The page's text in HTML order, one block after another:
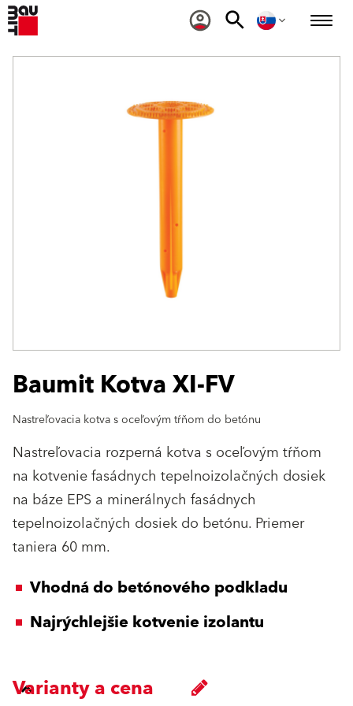
Baumit Kotva XI-FV
Nastreľovacia kotva s oceľovým tŕňom do betónu
Nastreľovacia rozperná kotva s oceľovým tŕňom
na kotvenie fasádnych tepelnoizolačných dosiek
na báze EPS a minerálnych fasádnych
tepelnoizolačných dosiek do betónu. Priemer
taniera 60 mm.
Vhodná do betónového podkladu
Najrýchlejšie kotvenie izolantu
Varianty a cena